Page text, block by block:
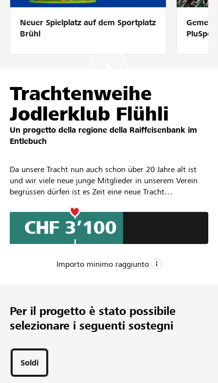
Aiuto & supporto
Partner / Banche Raiffeisen
Collegarsi
Registrazione
Neuer Spielplatz auf dem Sportplatz
Brühl
Trachtenweihe
Jodlerklub Flühli
Un progetto della regione della Raiffeisenbank im
Entlebuch
Da unsere Tracht nun auch schon über 20 Jahre alt ist
und wir viele neue junge Mitglieder in unserem Verein
begrüssen dürfen ist es Zeit eine neue Tracht
CHF 3’100
Importo minimo raggiunto
CHF 5’400
Importo desiderato
Sostegni
Per il progetto è stato possibile
selezionare i seguenti sostegni
Soldi